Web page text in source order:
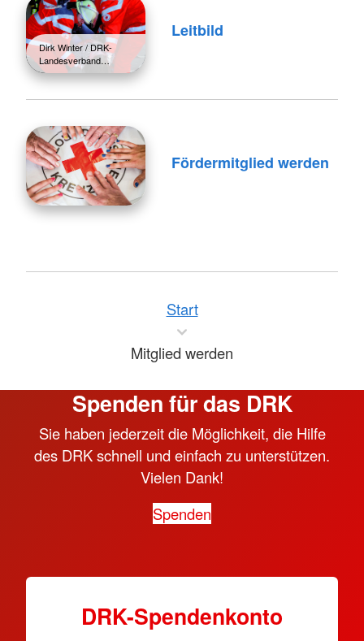
Dirk Winter / DRK-
Landesverband…
Leitbild
Fördermitglied werden
Start
Mitglied werden
Spenden für das DRK
Sie haben jederzeit die Möglichkeit, die Hilfe
des DRK schnell und einfach zu unterstützen.
Vielen Dank!
Spenden
DRK-Spendenkonto